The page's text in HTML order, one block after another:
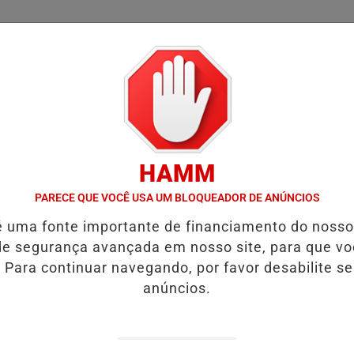
COLUNAS EMPREGOS
DEIXA UMA VÍTIMA FATAL. VÍDEO:MOTORISTA É
de drogas e apreende grande
HAMM
PARECE QUE VOCÊ USA UM BLOQUEADOR DE ANÚNCIOS
uma fonte importante de financiamento do
segurança avançada em nosso site, para que
continuar navegando, por favor desabilite
anúncios.